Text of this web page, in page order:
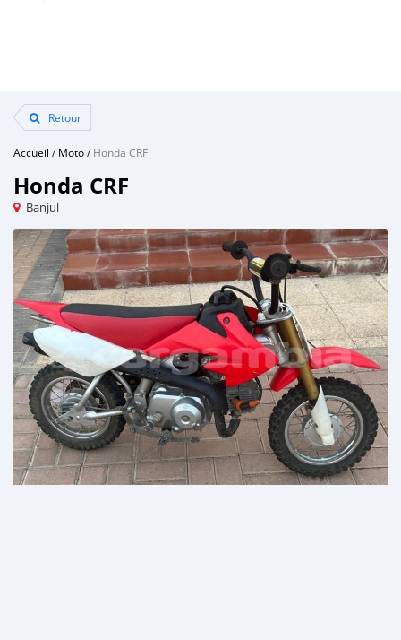
Retour
Accueil /Moto/Honda CRF
Honda CRF
Banjul